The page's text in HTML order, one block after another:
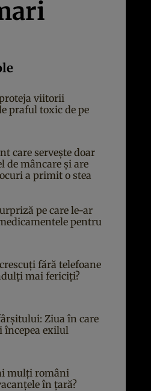
viitorii
praful toxic de pe
care servește doar
de mâncare și are
a primit o stea
pe care le-ar
pentru
fără telefoane
mai fericiți?
Ziua în care
începea exilul
mulți români
în țară?